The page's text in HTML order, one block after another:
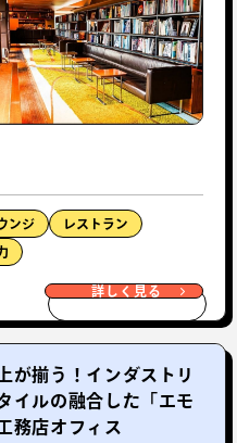
ンジ レストラン
詳しく見る
揃う！インダストリ
イルの融合した「エモ
務店オフィス